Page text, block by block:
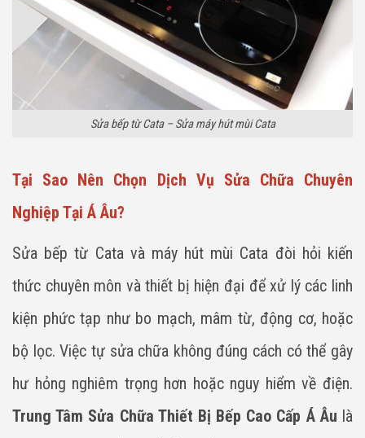
Sửa bếp từ Cata – Sửa máy hút mùi Cata
Tại Sao Nên Chọn Dịch Vụ Sửa Chữa Chuyên
Nghiệp Tại Á Âu?
Sửa bếp từ Cata và máy hút mùi Cata đòi hỏi kiến
thức chuyên môn và thiết bị hiện đại để xử lý các linh
kiện phức tạp như bo mạch, mâm từ, động cơ, hoặc
bộ lọc. Việc tự sửa chữa không đúng cách có thể gây
hư hỏng nghiêm trọng hơn hoặc nguy hiểm về điện.
Trung Tâm Sửa Chữa Thiết Bị Bếp Cao Cấp Á Âu là